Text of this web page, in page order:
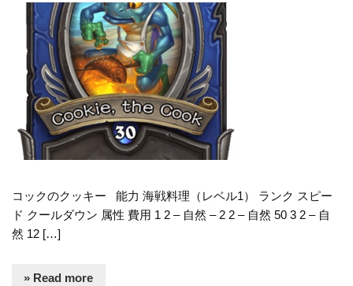
コックのクッキー 能力 海戦料理（レベル1） ランク スピー
ド クールダウン 属性 費用 1 2 – 自然 – 2 2 – 自然 50 3 2 – 自
然 12 […]
» Read more